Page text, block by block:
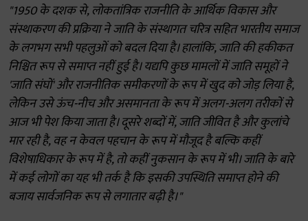
"1950 के दशक से, लोकतांत्रिक राजनीति के आर्थिक विकास और
संस्थाकरण की प्रक्रिया ने जाति के संस्थागत चरित्र सहित भारतीय समाज
के लगभग सभी पहलुओं को बदल दिया है। हालांकि, जाति की हकीकत
निश्चित रूप से समाप्त नहीं हुई है। यद्यपि कुछ मामलों में जाति समूहों ने
'जाति संघों' और राजनीतिक समीकरणों के रूप में खुद को जोड़ लिया है,
लेकिन उसे ऊंच-नीच और असमानता के रूप में अलग-अलग तरीकों से
आज भी पेश किया जाता है। दूसरे शब्दों में, जाति जीवित है और कुलांचे
मार रही है, वह न केवल पहचान के रूप में मौजूद है बल्कि कहीं
विशेषाधिकार के रूप में है, तो कहीं नुकसान के रूप में भी। जाति के बारे
में कई लोगों का यह भी तर्क है कि इसकी उपस्थिति समाप्त होने की
बजाय सार्वजनिक रूप से लगातार बढ़ी है।"